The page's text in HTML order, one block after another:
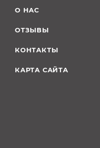
О НАС
ОТЗЫВЫ
КОНТАКТЫ
КАРТА САЙТА